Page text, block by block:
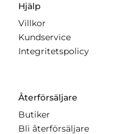
Hjälp
Villkor
Kundservice
Integritetspolicy
Återförsäljare
Butiker
Bli återförsäljare